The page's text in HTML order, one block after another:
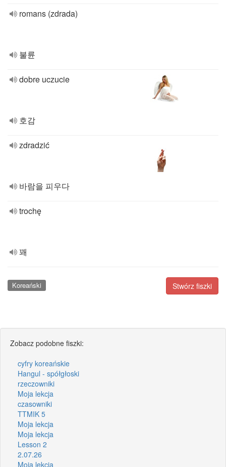
romans (zdrada)
불륜
dobre uczucie
호감
zdradzić
바람을 피우다
trochę
꽤
Stwórz fiszki
Koreański
Zobacz podobne fiszki:
cyfry koreańskie
Hangul - spółgłoski
rzeczowniki
Moja lekcja
czasowniki
TTMIK 5
Moja lekcja
Moja lekcja
Lesson 2
2.07.26
Moja lekcja